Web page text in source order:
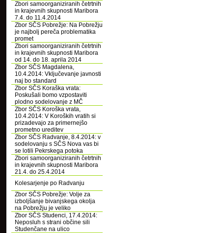
Zbori samoorganiziranih četrtnih
in krajevnih skupnosti Maribora
7.4. do 11.4.2014
Zbor SČS Pobrežje: Na Pobrežju
je najbolj pereča problematika
promet
Zbori samoorganiziranih četrtnih
in krajevnih skupnosti Maribora
od 14. do 18. aprila 2014
Zbor SČS Magdalena,
10.4.2014: Vključevanje javnosti
naj bo standard
Zbor SČS Koraška vrata:
Poskušali bomo vzpostaviti
plodno sodelovanje z MČ
Zbor SČS Koroška vrata,
10.4.2014: V Koroških vratih si
prizadevajo za primernejšo
prometno ureditev
Zbor SČS Radvanje, 8.4.2014: v
sodelovanju s SČS Nova vas bi
se lotili Pekrskega potoka
Zbori samoorganiziranih četrtnih
in krajevnih skupnosti Maribora
21.4. do 25.4.2014
Kolesarjenje po Radvanju
Zbor SČS Pobrežje: Volje za
izboljšanje bivanjskega okolja
na Pobrežju je veliko
Zbor SČS Studenci, 17.4.2014:
Neposluh s strani občine sili
Studenčane na ulico